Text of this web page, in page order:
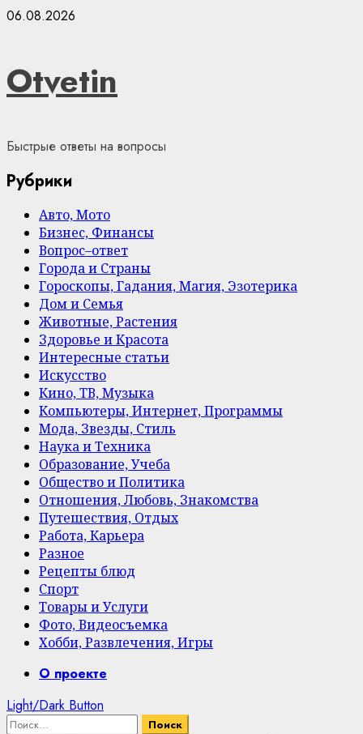
Skip
06.08.2026
Otvetin
Быстрые ответы на вопросы
Рубрики
Авто, Мото
Бизнес, Финансы
Вопрос–ответ
Города и Страны
Гороскопы, Гадания, Магия, Эзотерика
Дом и Семья
Животные, Растения
Здоровье и Красота
Интересные статьи
Искусство
Кино, ТВ, Музыка
Компьютеры, Интернет, Программы
Мода, Звезды, Стиль
Наука и Техника
Образование, Учеба
Общество и Политика
Отношения, Любовь, Знакомства
Путешествия, Отдых
Работа, Карьера
Разное
Рецепты блюд
Спорт
Товары и Услуги
Фото, Видеосъемка
Хобби, Развлечения, Игры
PrimaryО проекте
Light/Dark Button
Найти: